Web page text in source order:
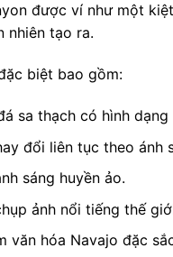
được ví như một
nhiên tạo ra.
biệt bao gồm:
sa thạch có hình
đổi liên tục theo ánh
sáng huyền ảo.
ảnh nổi tiếng thế
văn hóa Navajo đặc